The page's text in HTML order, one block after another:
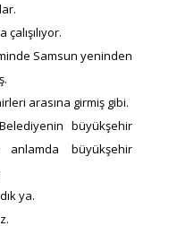
Samsun yeninden
arasına girmiş gibi.
büyükşehir
anlamda büyükşehir
ya.